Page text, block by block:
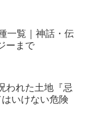
一覧｜神話・伝
ーまで
われた土地『忌
いけない危険